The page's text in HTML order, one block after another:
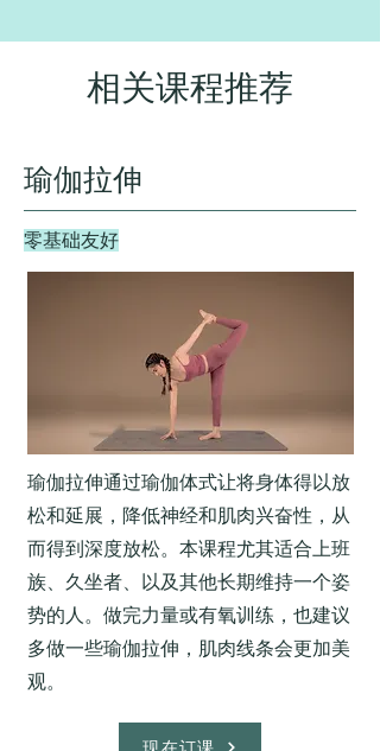
相关课程推荐
瑜伽拉伸
零基础友好
瑜伽拉伸通过瑜伽体式让将身体得以放
松和延展，降低神经和肌肉兴奋性，从
而得到深度放松。本课程尤其适合上班
族、久坐者、以及其他长期维持一个姿
势的人。做完力量或有氧训练，也建议
多做一些瑜伽拉伸，肌肉线条会更加美
观。